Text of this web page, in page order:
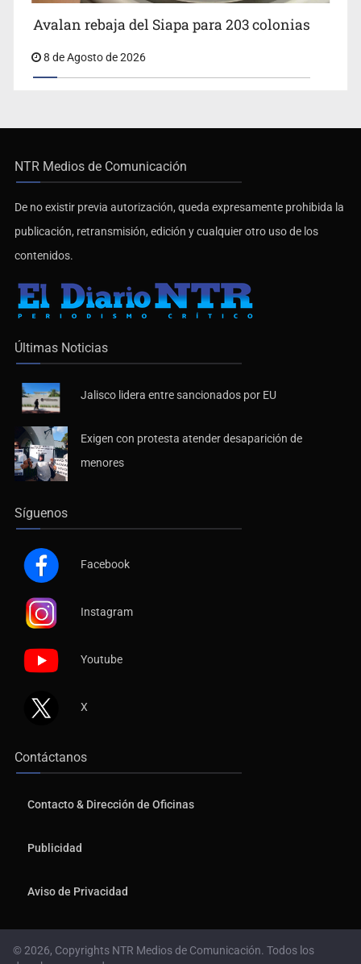
Avalan rebaja del Siapa para 203 colonias
8 de Agosto de 2026
NTR Medios de Comunicación
De no existir previa autorización, queda expresamente prohibida la
publicación, retransmisión, edición y cualquier otro uso de los
contenidos.
Últimas Noticias
Jalisco lidera entre sancionados por EU
Exigen con protesta atender desaparición de
menores
Síguenos
Facebook
Instagram
Youtube
X
Contáctanos
Contacto & Dirección de Oficinas
Publicidad
Aviso de Privacidad
© 2026, Copyrights NTR Medios de Comunicación. Todos los